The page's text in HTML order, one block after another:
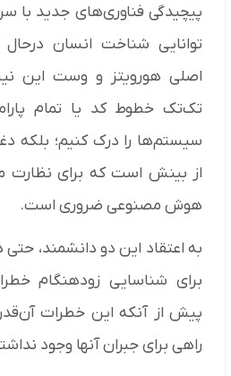
پیچیدگی فناوری‌های جدید با
توانایی شناخت انسان
اصلی هورویتز و وست این
تک‌تک خطوط کد یا تمام
سیستم‌ها را درک کنیم؛ بلکه
از بینش است که برای نظارت
هوش مصنوعی ضروری است.
به اعتقاد این دو دانشمند،
برای شناسایی زودهنگام
پیش از آنکه این خطرات
راهی برای جبران آنها وجود